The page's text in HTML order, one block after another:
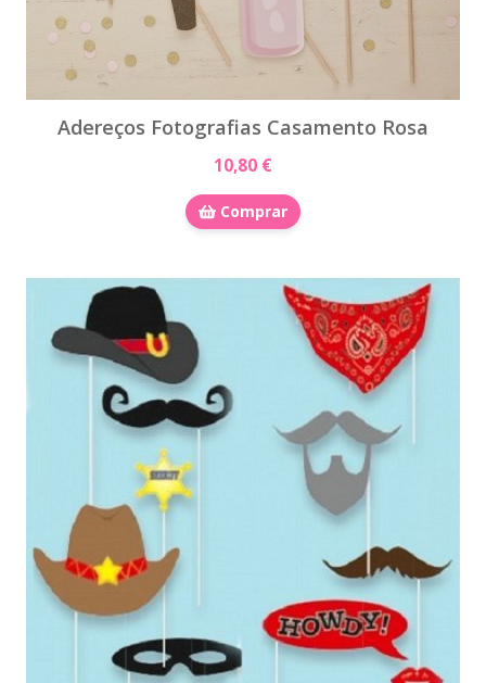
Adereços Fotografias Casamento Rosa
10,80 €
Comprar